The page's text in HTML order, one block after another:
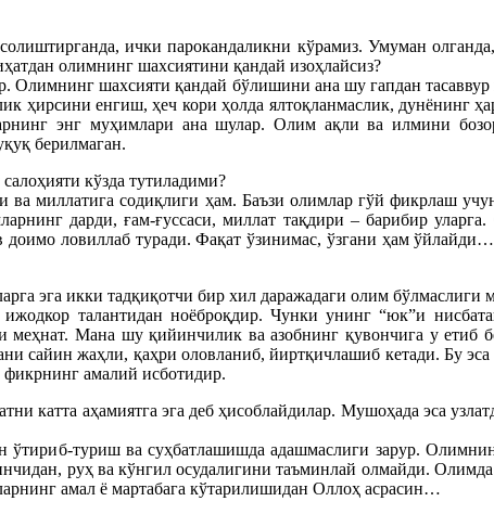
ички парокандаликни кўрамиз. Умуман олганда,
олимнинг шахсиятини қандай изоҳлайсиз?
шахсияти қандай бўлишини ана шу гапдан
ҳирсини енгиш, ҳеч кори ҳолда ялтоқланмаслик, дунёнинг
энг муҳимлари ана шулар. Олим ақли ва илмини
берилмаган.
кўзда тутиладими?
миллатига содиқлиги ҳам. Баъзи олимлар гўй фикрлаш
дарди, ғам-ғуссаси, миллат тақдири – барибир
ловиллаб туради. Фақат ўзинимас, ўзгани ҳам
эга икки тадқиқотчи бир хил даражадаги олим
талантидан ноёброқдир. Чунки унинг “юк”и
Мана шу қийинчилик ва азобнинг қувончига у етиб
сайин жаҳли, қаҳри оловланиб, йиртқичлашиб кетади. Бу
амалий исботидир.
катта аҳамиятга эга деб ҳисоблайдилар. Мушоҳада эса
туриш ва суҳбатлашишда адашмаслиги зарур.
руҳ ва кўнгил осудалигини таъминлай олмайди.
амал ё мартабага кўтарилишидан Оллоҳ асрасин…